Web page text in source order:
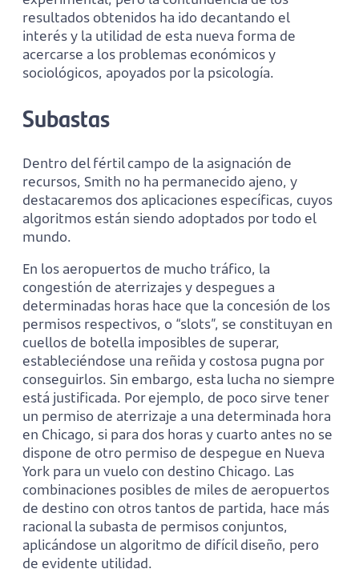
resultados obtenidos ha ido decantando el
interés y la utilidad de esta nueva forma de
acercarse a los problemas económicos y
sociológicos, apoyados por la psicología.
Subastas
Dentro del fértil campo de la asignación de
recursos, Smith no ha permanecido ajeno, y
destacaremos dos aplicaciones específicas, cuyos
algoritmos están siendo adoptados por todo el
mundo.
En los aeropuertos de mucho tráfico, la
congestión de aterrizajes y despegues a
determinadas horas hace que la concesión de los
permisos respectivos, o “slots”, se constituyan en
cuellos de botella imposibles de superar,
estableciéndose una reñida y costosa pugna por
conseguirlos. Sin embargo, esta lucha no siempre
está justificada. Por ejemplo, de poco sirve tener
un permiso de aterrizaje a una determinada hora
en Chicago, si para dos horas y cuarto antes no se
dispone de otro permiso de despegue en Nueva
York para un vuelo con destino Chicago. Las
combinaciones posibles de miles de aeropuertos
de destino con otros tantos de partida, hace más
racional la subasta de permisos conjuntos,
aplicándose un algoritmo de difícil diseño, pero
de evidente utilidad.